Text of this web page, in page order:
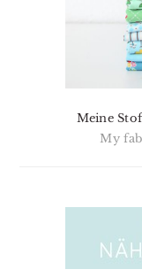
Meine
My